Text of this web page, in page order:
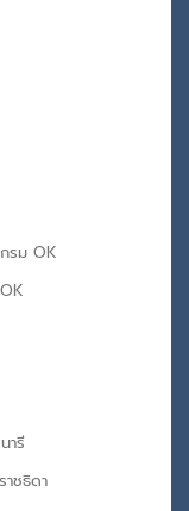
รม OK
ารี
ชธิดา